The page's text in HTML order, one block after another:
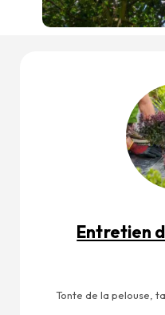
Entretien
Tonte de la pelouse,